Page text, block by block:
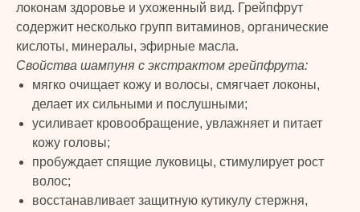
локонам здоровье и ухоженный вид. Грейпфрут
содержит несколько групп витаминов, органические
кислоты, минералы, эфирные масла.
Свойства шампуня с экстрактом грейпфрута:
мягко очищает кожу и волосы, смягчает локоны,
делает их сильными и послушными;
усиливает кровообращение, увлажняет и питает
кожу головы;
пробуждает спящие луковицы, стимулирует рост
волос;
восстанавливает защитную кутикулу стержня,